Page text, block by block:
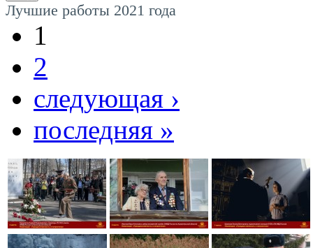
Лучшие работы 2021 года
1
2
следующая ›
последняя »